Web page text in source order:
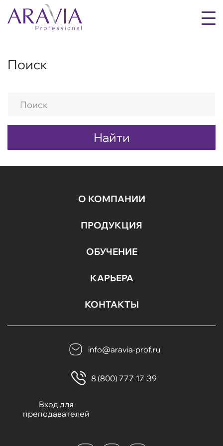
Поиск
Найти
О КОМПАНИИ
ПРОДУКЦИЯ
ОБУЧЕНИЕ
КАРЬЕРА
КОНТАКТЫ
info@aravia-prof.ru
8 (800) 777-17-39
Вход для
преподавателей